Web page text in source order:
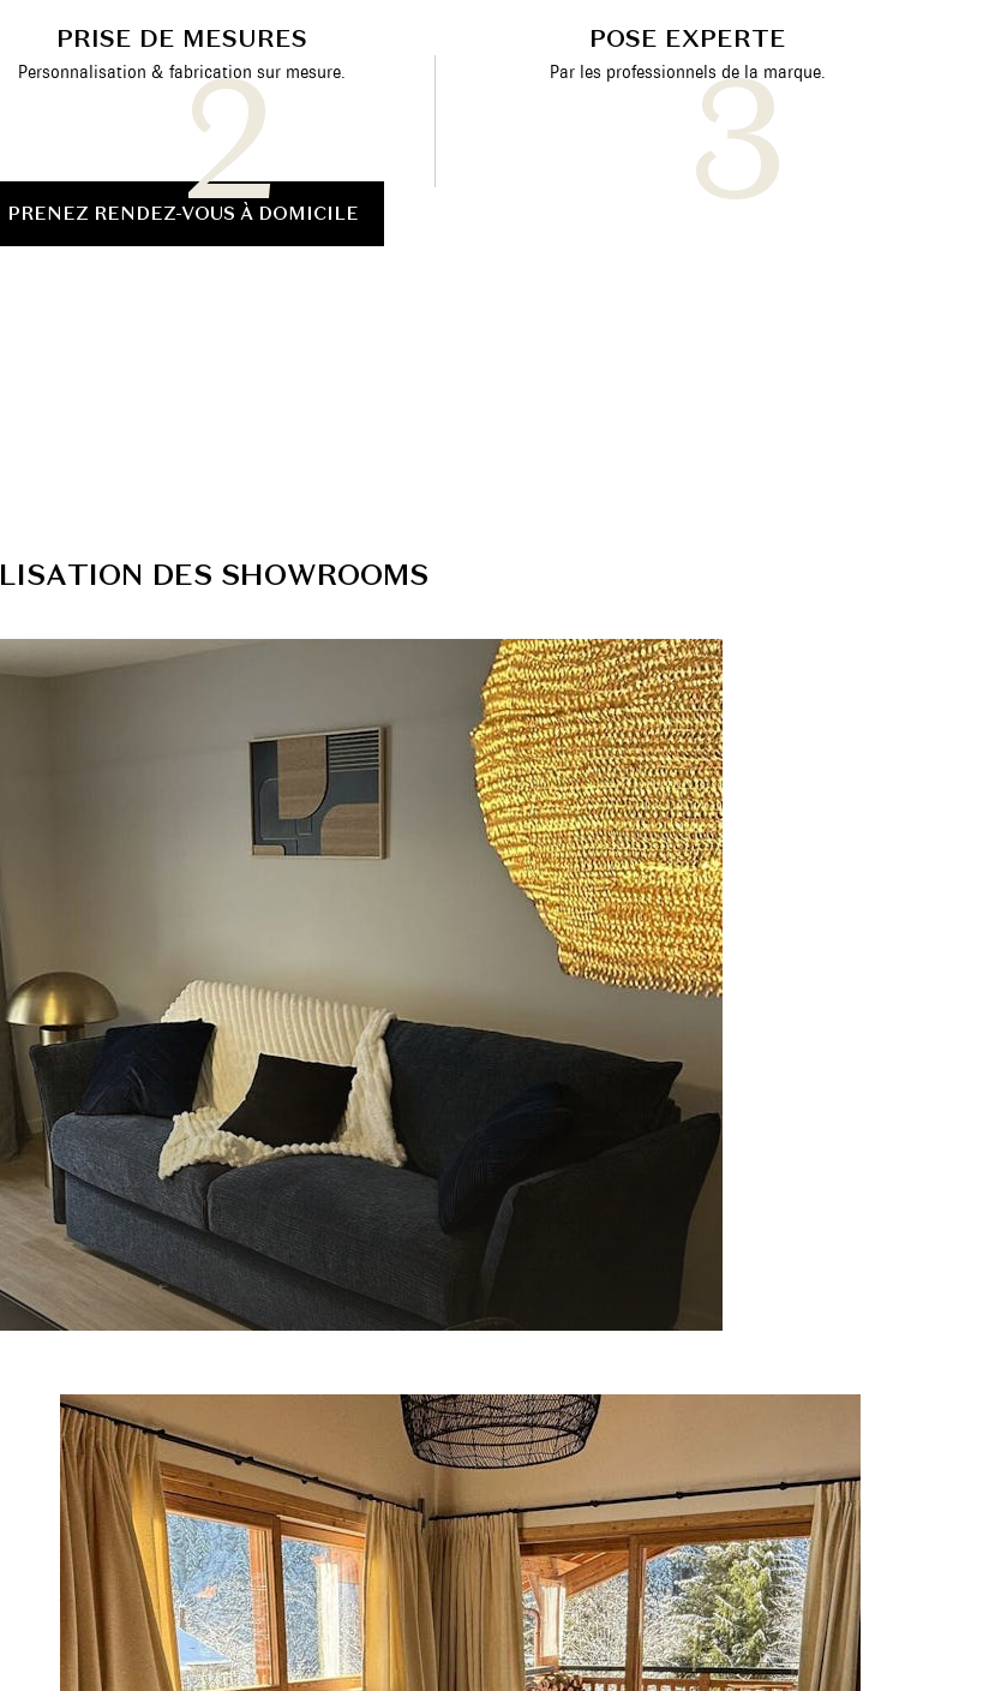
PRISE DE MESURES
Personnalisation & fabrication sur mesure.
POSE EXPERTE
Par les professionnels de la marque.
PRENEZ RENDEZ-VOUS À DOMICILE
LISATION DES SHOWROOMS